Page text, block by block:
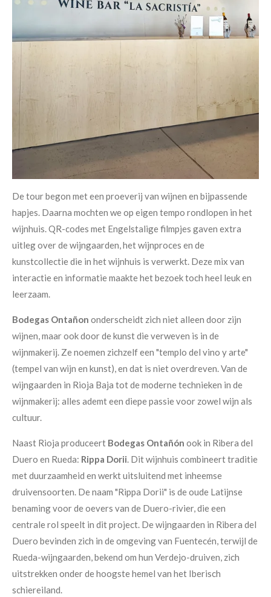
De tour begon met een proeverij van wijnen en bijpassende
hapjes. Daarna mochten we op eigen tempo rondlopen in het
wijnhuis. QR-codes met Engelstalige filmpjes gaven extra
uitleg over de wijngaarden, het wijnproces en de
kunstcollectie die in het wijnhuis is verwerkt. Deze mix van
interactie en informatie maakte het bezoek toch heel leuk en
leerzaam.
Bodegas Ontañon onderscheidt zich niet alleen door zijn
wijnen, maar ook door de kunst die verweven is in de
wijnmakerij. Ze noemen zichzelf een "templo del vino y arte"
(tempel van wijn en kunst), en dat is niet overdreven. Van de
wijngaarden in Rioja Baja tot de moderne technieken in de
wijnmakerij: alles ademt een diepe passie voor zowel wijn als
cultuur.
Naast Rioja produceert Bodegas Ontañón ook in Ribera del
Duero en Rueda: Rippa Dorii. Dit wijnhuis combineert traditie
met duurzaamheid en werkt uitsluitend met inheemse
druivensoorten. De naam "Rippa Dorii" is de oude Latijnse
benaming voor de oevers van de Duero-rivier, die een
centrale rol speelt in dit project. De wijngaarden in Ribera del
Duero bevinden zich in de omgeving van Fuentecén, terwijl de
Rueda-wijngaarden, bekend om hun Verdejo-druiven, zich
uitstrekken onder de hoogste hemel van het Iberisch
schiereiland.